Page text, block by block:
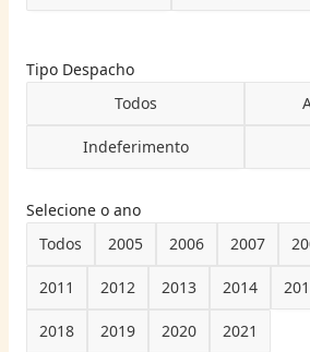
Tipo Despacho
Todos
Indeferimento
Selecione o ano
Todos
2005 2006 2007
2011 2012 2013 2014
2018 2019 2020 2021